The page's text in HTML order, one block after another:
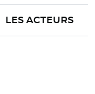
LES ACTEURS